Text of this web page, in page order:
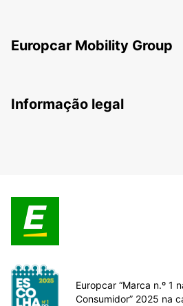
Europcar Mobility Group
Informação legal
Europcar “Marca n.º 1
Consumidor” 2025 na